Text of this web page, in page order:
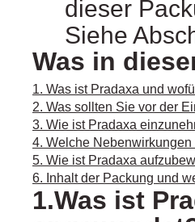
dieser
Siehe
Was in
1. Was ist Pradaxa und
2. Was sollten Sie vor der
3. Wie ist Pradaxa
4. Welche
5. Wie ist Pradaxa
6. Inhalt der Packung und
1.Was ist